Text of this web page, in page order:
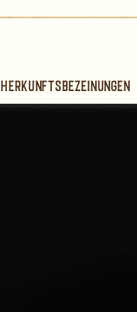
Herkunftsbezeinungen